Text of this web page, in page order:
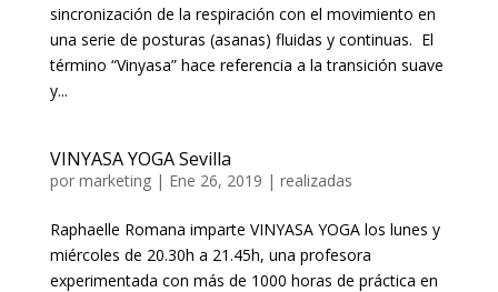
sincronización de la respiración con el movimiento en
una serie de posturas (asanas) fluidas y continuas. El
término “Vinyasa” hace referencia a la transición suave
y...
VINYASA YOGA Sevilla
por marketing| Ene 26, 2019 | realizadas
Raphaelle Romana imparte VINYASA YOGA los lunes y
miércoles de 20.30h a 21.45h, una profesora
experimentada con más de 1000 horas de práctica en